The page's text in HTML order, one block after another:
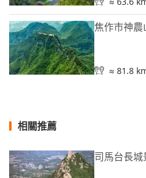
焦作市神農
≈ 81.8
相關推薦
司馬台長城